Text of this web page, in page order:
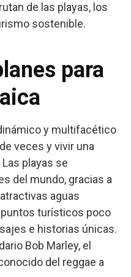
de las playas, los
sostenible.
para
y multifacético
veces y vivir una
playas se
del mundo, gracias a
aguas
turísticos poco
e historias únicas.
Bob Marley, el
del reggae a